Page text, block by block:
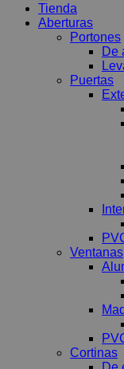
Tienda
Aberturas
Portones
De
Puertas
Ventanas
Cortinas